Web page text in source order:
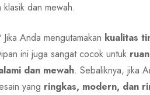
dan mewah.
Anda mengutamakan kualitas
ini juga sangat cocok untuk
dan mewah. Sebaliknya, jika
yang ringkas, modern, dan